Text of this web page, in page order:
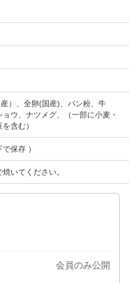
）、全卵(国産)、パン粉、牛
ウ、ナツメグ、（一部に小麦・
含む）
保存 ）
いてください。
会員のみ公開